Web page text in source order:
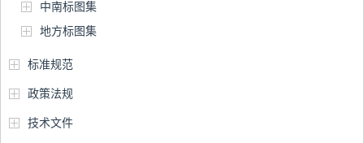
中南标图集
地方标图集
标准规范
政策法规
技术文件